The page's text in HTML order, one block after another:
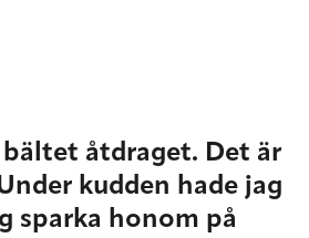
åtdraget. Det är
kudden hade jag
sparka honom på